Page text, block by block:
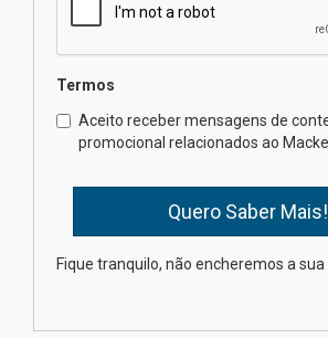
mesmo do
Como os pais
na educação dos
escola
Transformadora
Termos
Aceito receber mensagens de
promocional relacionados ao
Fique tranquilo, não encheremos a